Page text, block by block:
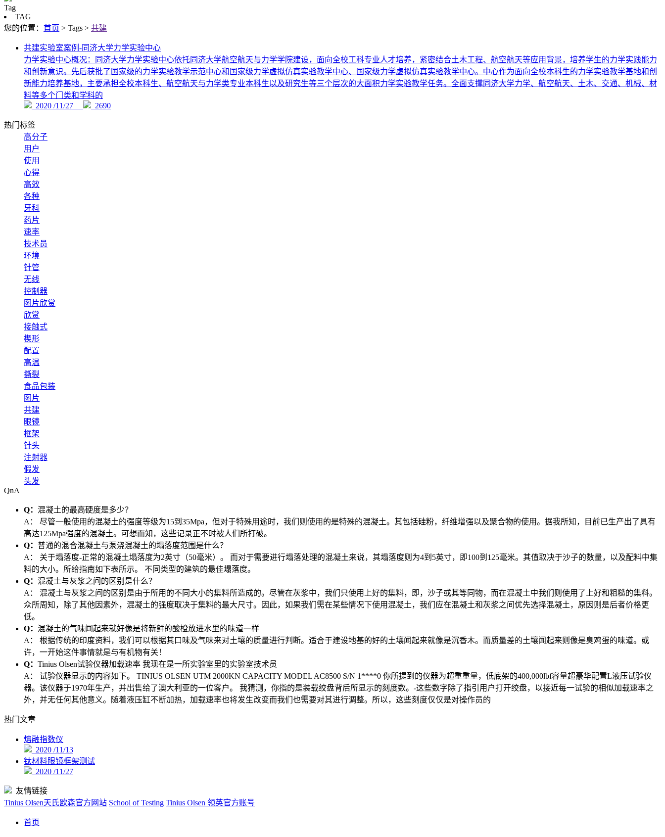
Tag
TAG
您的位置： 首页 > Tags > 共建
共建实验室案例-同济大学力学实验中心
力学实验中心概况：同济大学力学实验中心依托同济大学航空航天与力学学院建设，面向全校工科专业人才培养，紧密结合土木工程、航空航天等应用背景，培养学生的力学实践能力
和创新意识。先后获批了国家级的力学实验教学示范中心和国家级力学虚拟仿真实验教学中心、国家级力学虚拟仿真实验教学中心。中心作为面向全校本科生的力学实验教学基地和创
新能力培养基地，主要承担全校本科生、航空航天与力学类专业本科生以及研究生等三个层次的大面积力学实验教学任务。全面支撑同济大学力学、航空航天、土木、交通、机械、材
料等多个门类和学科的
2020 /11/27
2690
热门标签
高分子
用户
使用
心得
高效
各种
牙科
药片
速率
技术员
环境
针管
无线
控制器
图片欣赏
欣赏
接触式
楔形
配置
高温
撕裂
食品包装
图片
共建
眼镜
框架
针头
注射器
假发
头发
QnA
Q： 混凝土的最高硬度是多少？
A：
尽管一般使用的混凝土的强度等级为15到35Mpa，但对于特殊用途时，我们则使用的是特殊的混凝土。其包括硅粉，纤维增强以及聚合物的使用。据我所知，目前已生产出了具有
高达125Mpa强度的混凝土。可想而知，这些记录正不时被人们所打破。
Q： 普通的混合混凝土与泵浇混凝土的塌落度范围是什么？
A：
关于塌落度-正常的混凝土塌落度为2英寸（50毫米）。 而对于需要进行塌落处理的混凝土来说，其塌落度则为4到5英寸，即100到125毫米。其值取决于沙子的数量，以及配料中集
料的大小。所给指南如下表所示。 不同类型的建筑的最佳塌落度。
Q： 混凝土与灰浆之间的区别是什么？
A：
混凝土与灰浆之间的区别是由于所用的不同大小的集料所造成的。尽管在灰浆中，我们只使用上好的集料，即，沙子或其等同物，而在混凝土中我们则使用了上好和粗糙的集料。
众所周知，除了其他因素外，混凝土的强度取决于集料的最大尺寸。因此，如果我们需在某些情况下使用混凝土，我们应在混凝土和灰浆之间优先选择混凝土，原因则是后者价格更
低。
Q： 混凝土的气味闻起来就好像是将新鲜的酸橙放进水里的味道一样
A：
根据传统的印度资料，我们可以根据其口味及气味来对土壤的质量进行判断。适合于建设地基的好的土壤闻起来就像是沉香木。而质量差的土壤闻起来则像是臭鸡蛋的味道。或
许，一开始这件事情就是与有机物有关！
Q： Tinius Olsen试验仪器加载速率 我现在是一所实验室里的实验室技术员
A：
试验仪器显示的内容如下。 TINIUS OLSEN UTM 2000KN CAPACITY MODEL AC8500 S/N 1****0 你所提到的仪器为超重重量，低底架的400,000lbf容量超豪华配置L液压试验仪
器。该仪器于1970年生产，并出售给了澳大利亚的一位客户。 我猜测，你指的是装载绞盘背后所显示的刻度数。-这些数字除了指引用户打开绞盘，以接近每一试验的相似加载速率之
外，并无任何其他意义。随着液压缸不断加热，加载速率也将发生改变而我们也需要对其进行调整。所以，这些刻度仅仅是对操作员的
热门文章
熔融指数仪
2020 /11/13
钛材料眼镜框架测试
2020 /11/27
友情链接
Tinius Olsen天氏欧森官方网站 School of Testing Tinius Olsen 领英官方账号
首页